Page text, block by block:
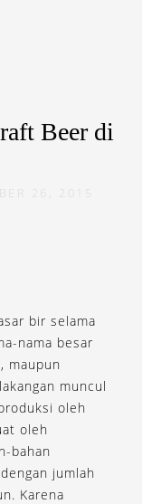
Beer di
26, 2015
bir selama
nama besar
maupun
muncul
oleh
oleh
bahan
jumlah
Karena